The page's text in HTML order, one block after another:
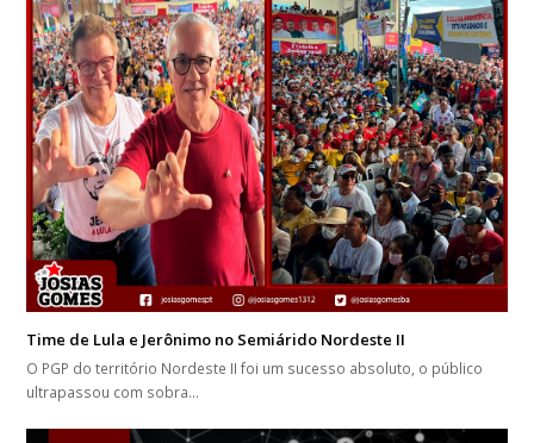
Time de Lula e Jerônimo no Semiárido Nordeste II
O PGP do território Nordeste II foi um sucesso absoluto, o público
ultrapassou com sobra…